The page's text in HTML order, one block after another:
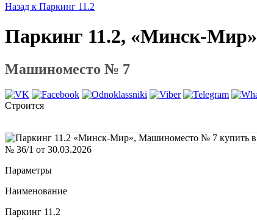
Назад к Паркинг 11.2
Паркинг 11.2, «Минск-Мир»
Машиноместо № 7
Строится
№ 36/1 от 30.03.2026
Параметры
Наименование
Паркинг 11.2